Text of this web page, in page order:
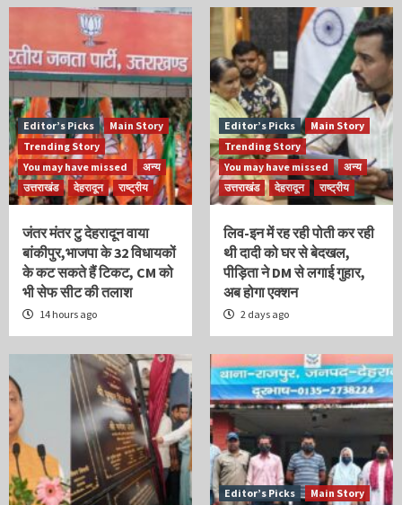
Editor’s Picks
Main Story
Trending Story
You may have missed
अन्य
उत्तराखंड
देहरादून राष्ट्रीय
जंतर मंतर टु देहरादून वाया
बांकीपुर,भाजपा के 32 विधायकों
के कट सकते हैं टिकट, CM को
भी सेफ सीट की तलाश
14 hours ago
Editor’s Picks
Main Story
Trending Story
You may have missed
अन्य
उत्तराखंड
देहरादून राष्ट्रीय
लिव-इन में रह रही पोती कर रही
थी दादी को घर से बेदखल,
पीड़िता ने DM से लगाई गुहार,
अब होगा एक्शन
2 days ago
Editor’s Picks
Main Story